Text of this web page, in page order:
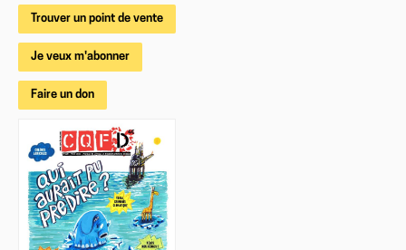
Trouver un point de vente
Je veux m'abonner
Faire un don